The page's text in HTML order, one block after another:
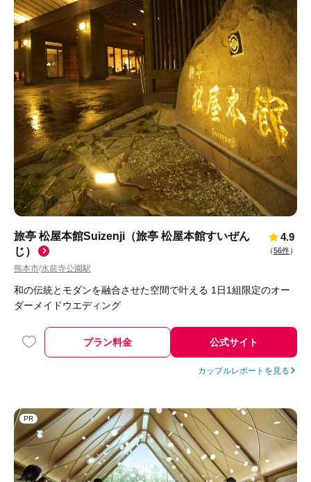
旅亭 松屋本館Suizenji（旅亭 松屋本館すいぜん
じ）
熊本市/水前寺公園駅
4.9
（56件）
和の伝統とモダンを融合させた空間で叶える 1日1組限定のオー
ダーメイドウエディング
プラン料金 公式サイト
カップルレポートを見る
PR